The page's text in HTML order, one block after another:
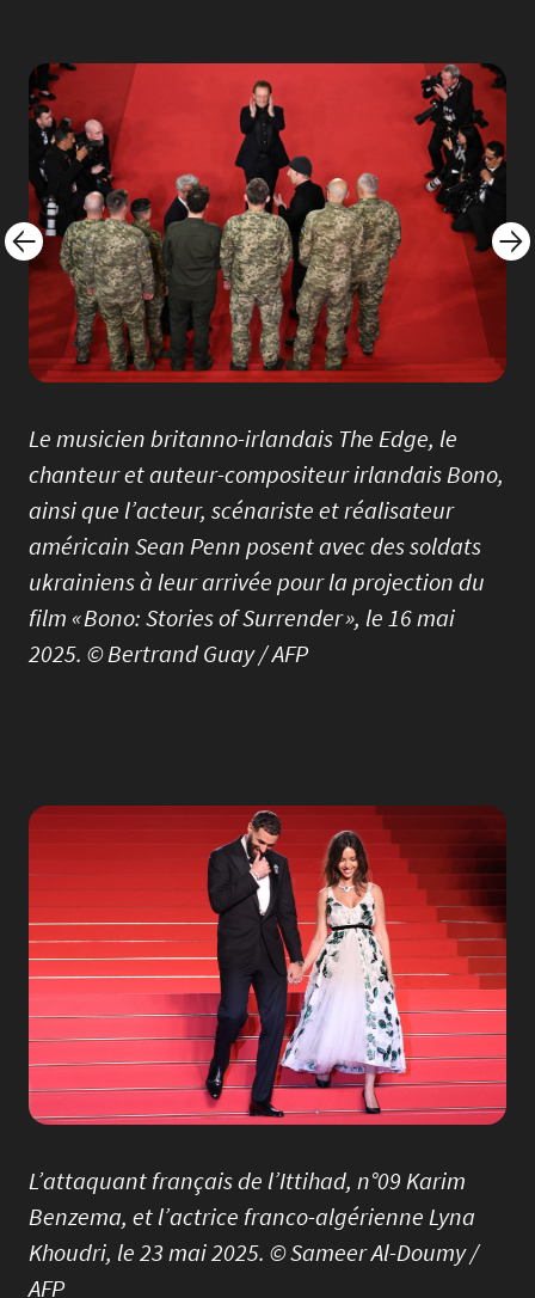
Image
Le musicien britanno-irlandais The Edge, le
chanteur et auteur-compositeur irlandais Bono,
ainsi que l’acteur, scénariste et réalisateur
américain Sean Penn posent avec des soldats
ukrainiens à leur arrivée pour la projection du
film « Bono: Stories of Surrender », le 16 mai
2025. © Bertrand Guay / AFP
Image
L’attaquant français de l’Ittihad, n°09 Karim
Benzema, et l’actrice franco-algérienne Lyna
Khoudri, le 23 mai 2025. © Sameer Al-Doumy /
AFP